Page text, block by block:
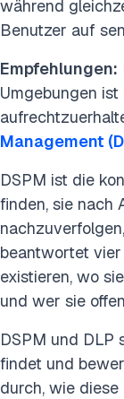
während
Benutzer auf
Empfehlungen:
Umgebungen
Management
DSPM ist die
finden, sie nach
beantwortet vier
existieren, wo
und wer sie
DSPM und DLP
findet und
durch, wie